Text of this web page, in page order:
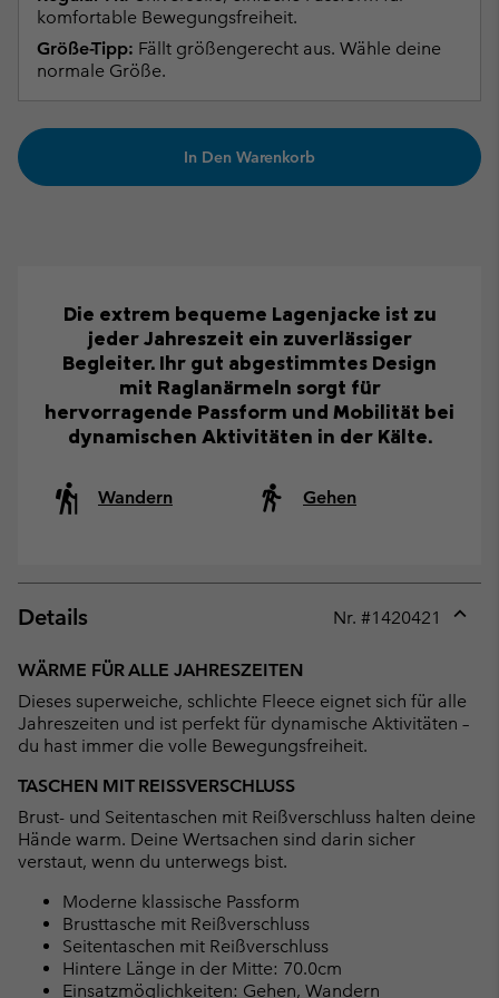
komfortable Bewegungsfreiheit.
Größe-Tipp: Fällt größengerecht aus. Wähle deine
normale Größe.
In Den Warenkorb
Die extrem bequeme Lagenjacke ist zu
jeder Jahreszeit ein zuverlässiger
Begleiter. Ihr gut abgestimmtes Design
mit Raglanärmeln sorgt für
hervorragende Passform und Mobilität bei
dynamischen Aktivitäten in der Kälte.
Wandern Gehen
Details Nr. #1420421
WÄRME FÜR ALLE JAHRESZEITEN
Dieses superweiche, schlichte Fleece eignet sich für alle
Jahreszeiten und ist perfekt für dynamische Aktivitäten –
du hast immer die volle Bewegungsfreiheit.
TASCHEN MIT REISSVERSCHLUSS
Brust- und Seitentaschen mit Reißverschluss halten deine
Hände warm. Deine Wertsachen sind darin sicher
verstaut, wenn du unterwegs bist.
Moderne klassische Passform
Brusttasche mit Reißverschluss
Seitentaschen mit Reißverschluss
Hintere Länge in der Mitte: 70.0cm
Einsatzmöglichkeiten: Gehen, Wandern